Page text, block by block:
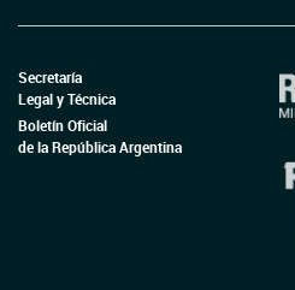
Secretaría
Legal y Técnica
Boletín Oficial
de la República Argentina